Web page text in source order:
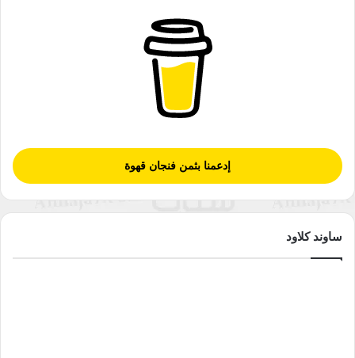
إدعمنا بثمن فنجان قهوة
ساوند كلاود